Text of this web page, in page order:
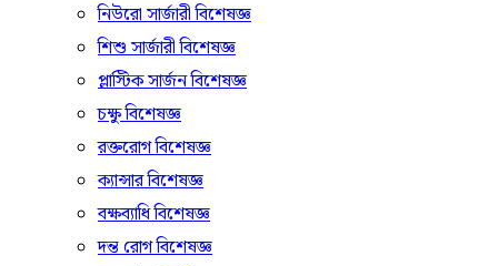
নিউরো সার্জারী বিশেষজ্ঞ
শিশু সার্জারী বিশেষজ্ঞ
প্লাস্টিক সার্জন বিশেষজ্ঞ
চক্ষু বিশেষজ্ঞ
রক্তরোগ বিশেষজ্ঞ
ক্যান্সার বিশেষজ্ঞ
বক্ষব্যাধি বিশেষজ্ঞ
দন্ত রোগ বিশেষজ্ঞ